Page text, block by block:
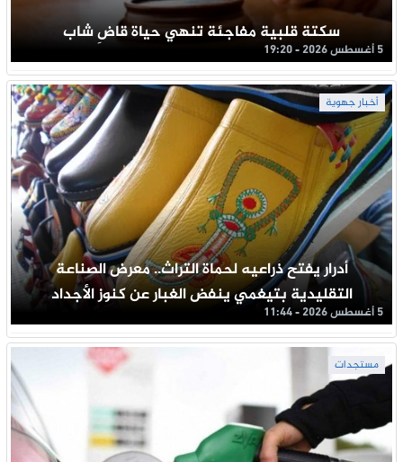
سكتة قلبية مفاجئة تنهي حياة قاضِ شاب
5 أغسطس 2026 - 19:20
أخبار جهوية
أدرار يفتح ذراعيه لحماة التراث.. معرض الصناعة
التقليدية بتيغمي ينفض الغبار عن كنوز الأجداد
5 أغسطس 2026 - 11:44
مستجدات